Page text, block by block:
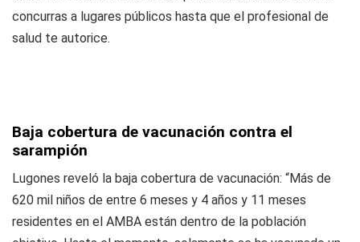
concurras a lugares públicos hasta que el profesional de
salud te autorice.
Baja cobertura de vacunación contra el
sarampión
Lugones reveló la baja cobertura de vacunación: “Más de
620 mil niños de entre 6 meses y 4 años y 11 meses
residentes en el AMBA están dentro de la población